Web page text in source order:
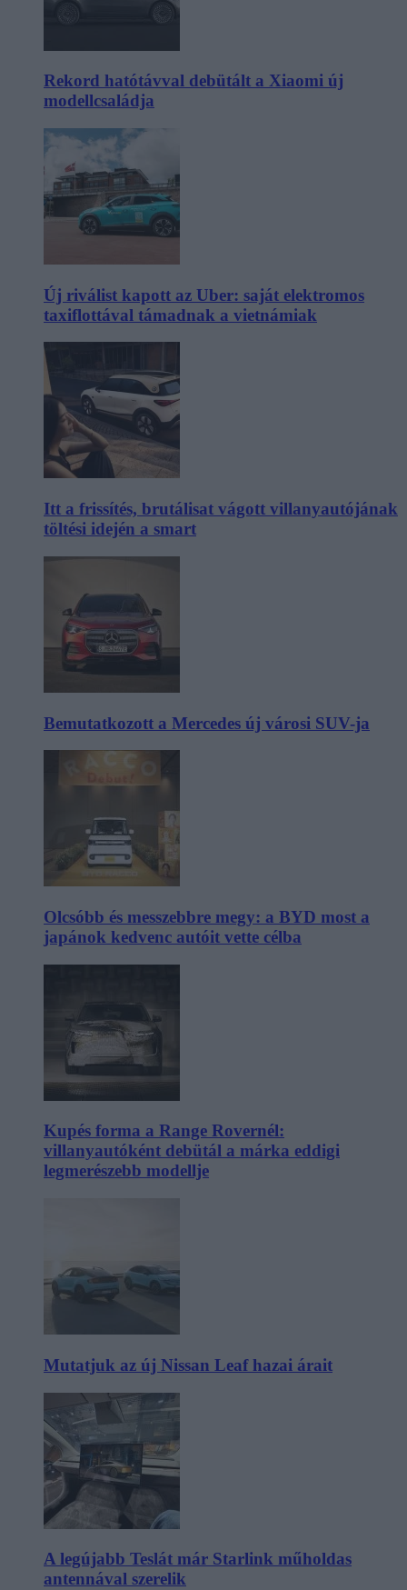
Rekord hatótávval debütált a Xiaomi új
modellcsaládja
Új riválist kapott az Uber: saját elektromos
taxiflottával támadnak a vietnámiak
Itt a frissítés, brutálisat vágott villanyautójának
töltési idején a smart
Bemutatkozott a Mercedes új városi SUV-ja
Olcsóbb és messzebbre megy: a BYD most a
japánok kedvenc autóit vette célba
Kupés forma a Range Rovernél:
villanyautóként debütál a márka eddigi
legmerészebb modellje
Mutatjuk az új Nissan Leaf hazai árait
A legújabb Teslát már Starlink műholdas
antennával szerelik